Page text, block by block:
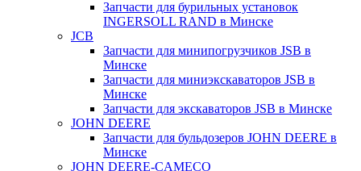
Запчасти для бурильных установок
INGERSOLL RAND в Минске
JCB
Запчасти для минипогрузчиков JSB в
Минске
Запчасти для миниэкскаваторов JSB в
Минске
Запчасти для экскаваторов JSB в Минске
JOHN DEERE
Запчасти для бульдозеров JOHN DEERE в
Минске
JOHN DEERE-CAMECO